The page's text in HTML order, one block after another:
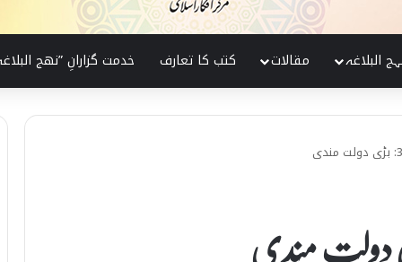
البلاغہ مقالات کتب کا تعارف خدمت گزارانِ ”نھج